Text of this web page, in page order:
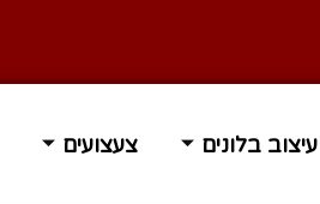
משלוח עד הבית בחינם ברכישה מעל 400 ₪
עיצוב בלונים צעצועים